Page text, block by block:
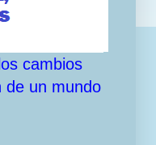
cambios
de un mundo